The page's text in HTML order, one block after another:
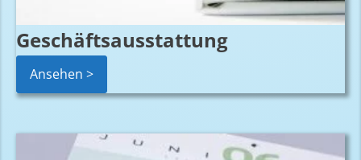
Geschäftsausstattung
Ansehen >